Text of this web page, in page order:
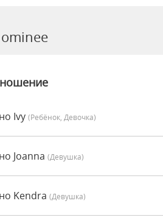
Ivy (Ребёнок, Девочка)
Joanna (девушка)
Kendra (девушка)